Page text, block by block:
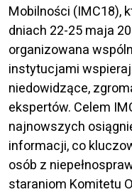
Mobilności (IMC18),
dniach 22-25 maja
organizowana
instytucjami
niedowidzące,
ekspertów. Celem
najnowszych
informacji, co
osób z
staraniom Komitetu